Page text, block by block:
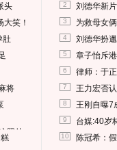
头
笑！
肚
将
照片
2 刘德华新
3 为救母女
4 刘德华扮
5 章子怡斥
6 律师：于
7 王力宏否
8 王刚自曝7
9 台媒:40岁
10 陈冠希：